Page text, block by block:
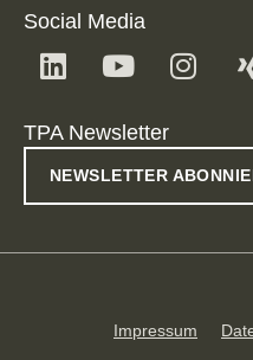
Social Media
TPA Newsletter
NEWSLETTER
Impressum